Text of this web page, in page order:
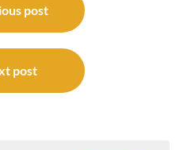
post
post